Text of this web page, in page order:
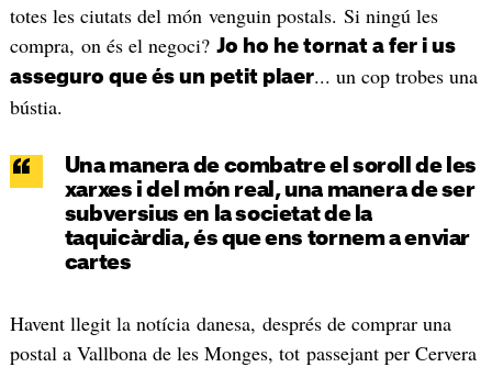
totes les ciutats del món venguin postals. Si ningú les
compra, on és el negoci? Jo ho he tornat a fer i us
asseguro que és un petit plaer... un cop trobes una
bústia.
Una manera de combatre el soroll de les
xarxes i del món real, una manera de ser
subversius en la societat de la
taquicàrdia, és que ens tornem a enviar
cartes
Havent llegit la notícia danesa, després de comprar una
postal a Vallbona de les Monges, tot passejant per Cervera